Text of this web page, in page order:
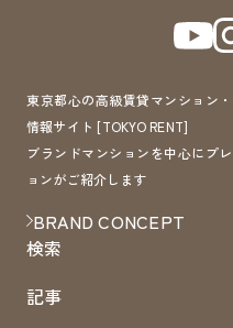
東京都心の高級賃貸マンション
情報サイト [TOKYO RENT]
ブランドマンションを中心にプ
ョンがご紹介します
BRAND CONCEPT
検索
記事